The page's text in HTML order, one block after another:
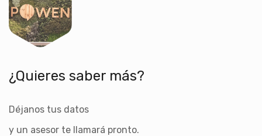
¿Quieres saber más?
Déjanos tus datos
y un asesor te llamará pronto.